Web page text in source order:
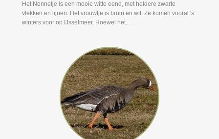
Het Nonnetje is een mooie witte eend, met heldere zwarte
vlekken en lijnen. Het vrouwtje is bruin en wit. Ze komen vooral 's
winters voor op IJsselmeer. Hoewel het...